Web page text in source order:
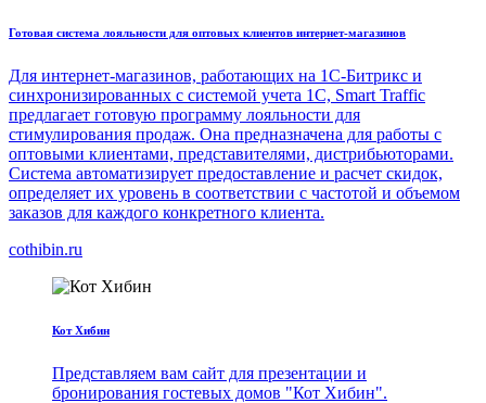
Готовая система лояльности для оптовых клиентов интернет-магазинов
Для интернет-магазинов, работающих на 1С-Битрикс и
синхронизированных с системой учета 1С, Smart Traffic
предлагает готовую программу лояльности для
стимулирования продаж. Она предназначена для работы с
оптовыми клиентами, представителями, дистрибьюторами.
Система автоматизирует предоставление и расчет скидок,
определяет их уровень в соответствии с частотой и объемом
заказов для каждого конкретного клиента.
cothibin.ru
Кот Хибин
Представляем вам сайт для презентации и
бронирования гостевых домов "Кот Хибин".